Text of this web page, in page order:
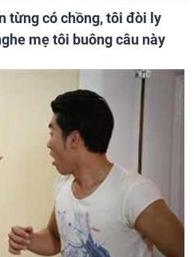
từng có chồng, tôi đòi ly
mẹ tôi buông câu này